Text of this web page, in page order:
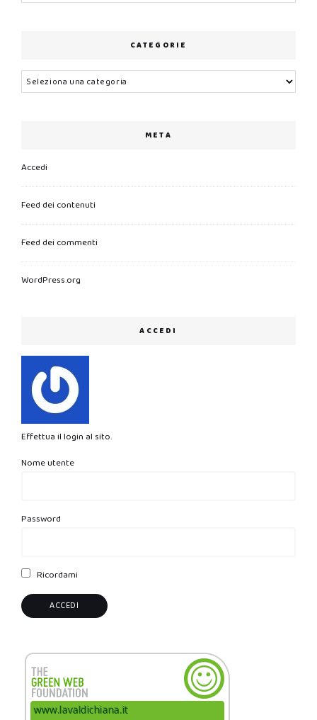
CATEGORIE
Categorie
META
Accedi
Feed dei contenuti
Feed dei commenti
WordPress.org
ACCEDI
Effettua il login al sito.
Nome utente
Password
Ricordami